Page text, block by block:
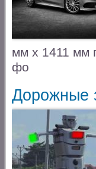
мм х 1411 мм
фо
Дорожные